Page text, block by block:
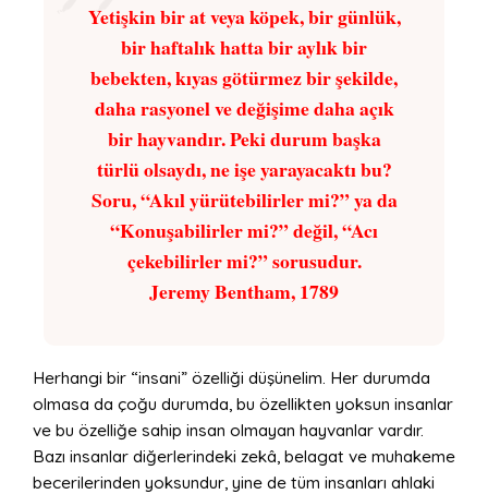
Yetişkin bir at veya köpek, bir günlük,
bir haftalık hatta bir aylık bir
bebekten, kıyas götürmez bir şekilde,
daha rasyonel ve değişime daha açık
bir hayvandır. Peki durum başka
türlü olsaydı, ne işe yarayacaktı bu?
Soru, “Akıl yürütebilirler mi?” ya da
“Konuşabilirler mi?” değil, “Acı
çekebilirler mi?” sorusudur.
Jeremy Bentham, 1789
Herhangi bir “insani” özelliği düşünelim. Her durumda
olmasa da çoğu durumda, bu özellikten yoksun insanlar
ve bu özelliğe sahip insan olmayan hayvanlar vardır.
Bazı insanlar diğerlerindeki zekâ, belagat ve muhakeme
becerilerinden yoksundur, yine de tüm insanları ahlaki